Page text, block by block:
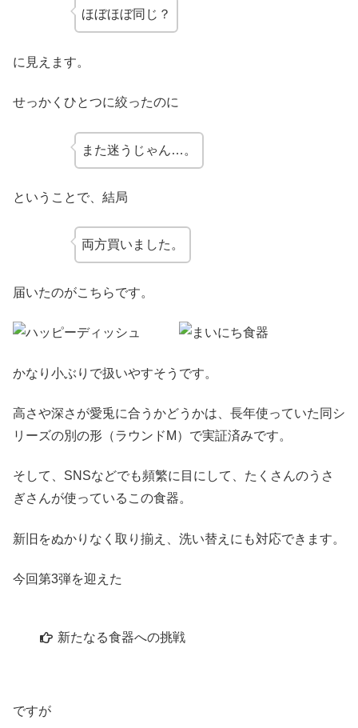
ほぼほぼ同じ？
に見えます。
せっかくひとつに絞ったのに
また迷うじゃん…。
ということで、結局
両方買いました。
届いたのがこちらです。
かなり小ぶりで扱いやすそうです。
高さや深さが愛兎に合うかどうかは、長年使っていた同シ
リーズの別の形（ラウンドM）で実証済みです。
そして、SNSなどでも頻繁に目にして、たくさんのうさ
ぎさんが使っているこの食器。
新旧をぬかりなく取り揃え、洗い替えにも対応できます。
今回第3弾を迎えた
新たなる食器への挑戦
ですが